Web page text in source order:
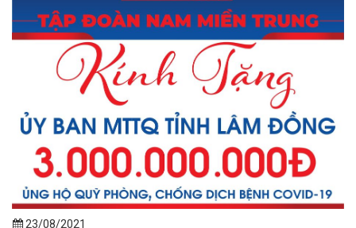
23/08/2021